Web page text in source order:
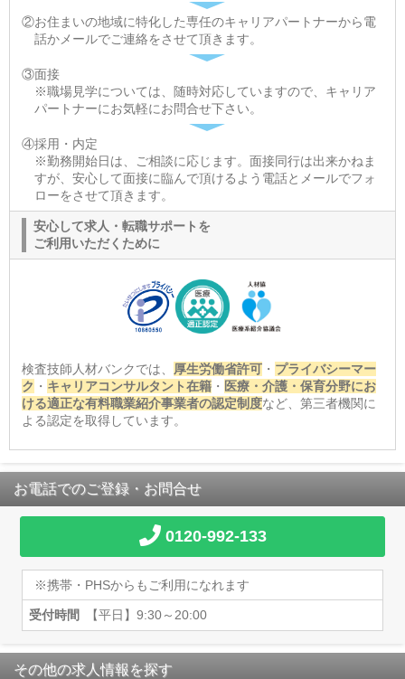
②お住まいの地域に特化した専任のキャリアパートナーから電
話かメールでご連絡をさせて頂きます。
③面接
※職場見学については、随時対応していますので、キャリア
パートナーにお気軽にお問合せ下さい。
④採用・内定
※勤務開始日は、ご相談に応じます。面接同行は出来かねま
すが、安心して面接に臨んで頂けるよう電話とメールでフォ
ローをさせて頂きます。
安心して求人・転職サポートを
ご利用いただくために
検査技師人材バンクでは、 厚生労働省許可・ プライバシーマー
ク ・ キャリアコンサルタント在籍・ 医療・介護・保育分野にお
ける適正な有料職業紹介事業者の認定制度など、第三者機関に
よる認定を取得しています。
お電話でのご登録・お問合せ
0120-992-133
※携帯・PHSからもご利用になれます
受付時間 【平日】9:30～20:00
その他の求人情報を探す